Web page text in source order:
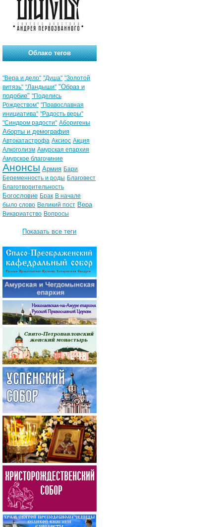
Облако тегов
"Вера и дело" "Душа" "Золотой
витязь" "Ландыши" "Образ и
подобие" "Поделись
Рождеством" "Православная
инициатива" "Радость веры"
"Синдром радости" Аборигены
Аборты и демография
Автокатастрофа Аксиос Акция
Алкоголизм Амурская епархия
Амурское благочиние
Анонсы Армия Бари
Беременность и роды Благовест
Благотворительность
Богословие Брак В начале
было слово Великий пост Вера
Викариатство Вопросы
Показать все теги